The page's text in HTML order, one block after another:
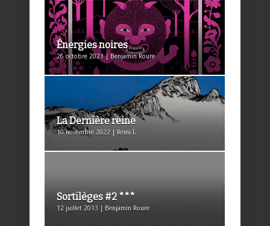
Énergies noires
26 octobre 2021 | Benjamin Roure
La Dernière reine
10 novembre 2022 | Rémi I.
Sortilèges #2 ***
12 juillet 2013 | Benjamin Roure